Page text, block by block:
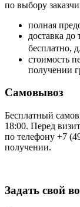
по выбору
полная
доставка
бесплатно,
стоимость
получении
Самовывоз
Бесплатный
18:00. Перед
по телефону +7
получении.
Задать свой